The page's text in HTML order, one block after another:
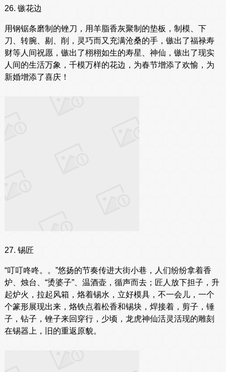
26. 镞花边
用钢锯条磨制的锉刀，用羊脂香灰聚制的垫板，制模、下
刀、转腕、剔、削，灵巧而又充满沧桑的手，镞出了福禄寿
财等人间祝愿，镞出了栩栩如生的寿星、神仙，镞出了现实
人间的生活万象，千模万样的花边，为春节增添了欢愉，为
新婚增添了喜庆！
27. 锡匠
“叮叮咚咚。。”悠扬的节奏传进大街小巷，人们纷纷拿着香
炉、烛台、“烫婆子”、温酒壶，循声而去；匠人放下担子，升
起炉火，拉起风箱，烙着锡水，立好模具，不一会儿，一个
个篆形展现出来，烙铁点着松香和锡块，焊接着，剪子，锤
子，钻子，锉子来回穿行，少顷，龙虎神仙活灵活现的雕刻
在锡器上，旧的重返原貌。